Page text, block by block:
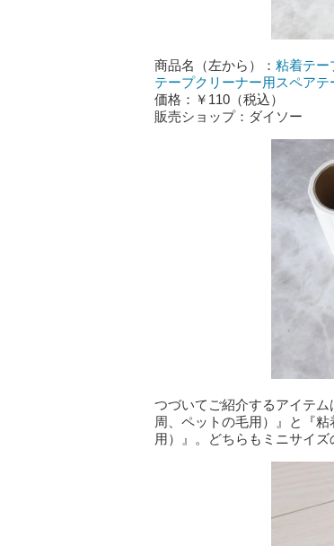
商品名（左から）： 粘着テー
テープクリーナー用スペアテ
価格：￥110（税込）
販売ショップ：ダイソー
つづいてご紹介するアイテ
周、ペットの毛用）』と『
用）』。どちらもミニサイズ